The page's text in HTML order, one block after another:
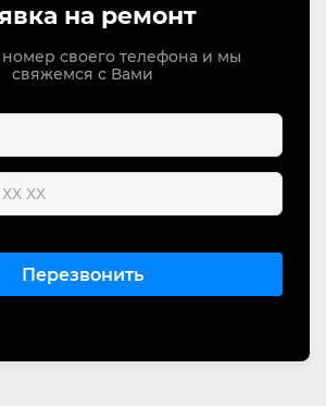
на ремонт
номер своего телефона и мы
свяжемся с Вами